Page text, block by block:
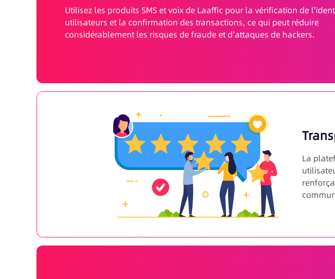
Utilisez les produits SMS et voix de Laaffic pour la vérification de
utilisateurs et la confirmation des transactions, ce qui peut réduire
considérablement les risques de fraude et d'attaques de hackers.
La